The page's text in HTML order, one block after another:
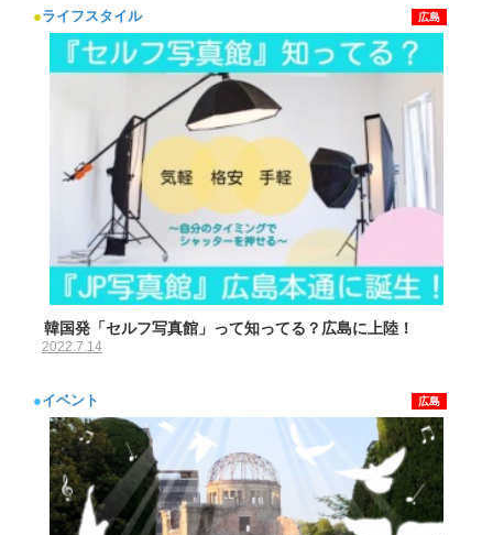
●ライフスタイル 広島
韓国発「セルフ写真館」って知ってる？広島に上陸！
2022.7.14
●イベント 広島